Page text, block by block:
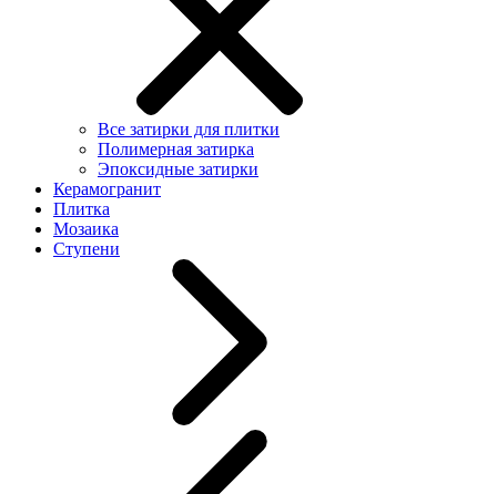
Все затирки для плитки
Полимерная затирка
Эпоксидные затирки
Керамогранит
Плитка
Мозаика
Ступени